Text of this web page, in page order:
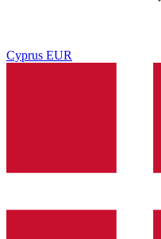
Cyprus EUR